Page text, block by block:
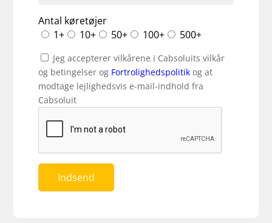
Antal køretøjer
1+
10+ 50+ 100+ 500+
Jeg accepterer vilkårene i Cabsoluits vilkår
og betingelser og Fortrolighedspolitik og at
modtage lejlighedsvis e-mail-indhold fra
Cabsoluit